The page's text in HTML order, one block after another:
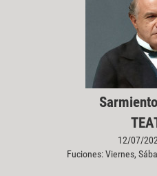
12/07/
Fuciones: Viernes,